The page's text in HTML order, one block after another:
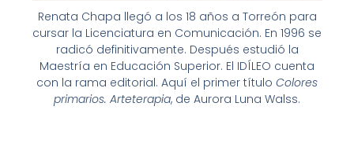
Renata Chapa llegó a los 18 años a Torreón para
cursar la Licenciatura en Comunicación. En 1996 se
radicó definitivamente. Después estudió la
Maestría en Educación Superior. El IDÍLEO cuenta
con la rama editorial. Aquí el primer título Colores
primarios. Arteterapia, de Aurora Luna Walss.